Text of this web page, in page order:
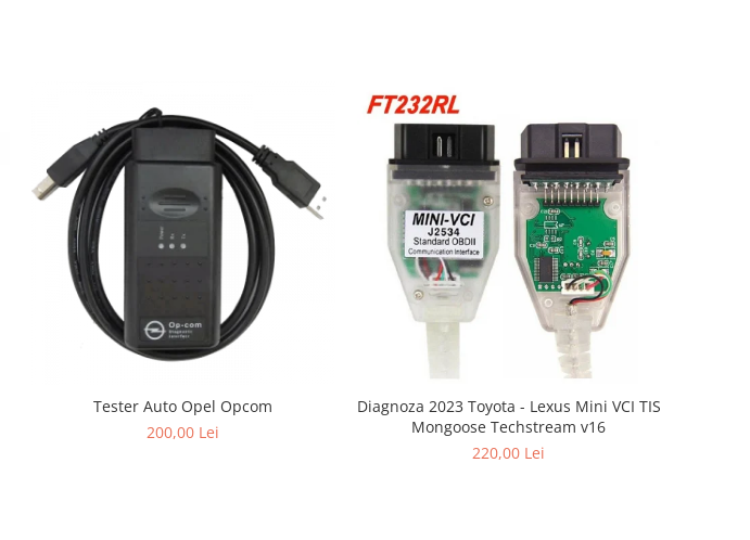
Tester Auto Opel Opcom
200,00 Lei
Diagnoza 2023 Toyota - Lexus Mini VCI TIS
Mongoose Techstream v16
220,00 Lei